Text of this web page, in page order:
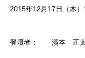
2015年12月17日（木
登壇者： 濱本 正太